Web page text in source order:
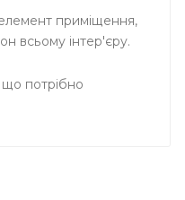
приміщення,
всьому інтер'єру.
що потрібно